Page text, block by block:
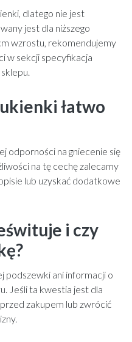
dlatego nie jest
jest dla niższego
wzrostu, rekomendujemy
w sekcji specyfikacja
łatwo
odporności na gniecenie się
na tę cechę zalecamy
lub uzyskać dodatkowe
i czy
podszewki ani informacji o
Jeśli ta kwestia jest dla
zakupem lub zwrócić